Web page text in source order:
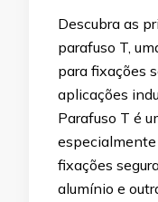
Descubra as
parafuso T,
para fixações
aplicações
Parafuso T é
fixações
alumínio e